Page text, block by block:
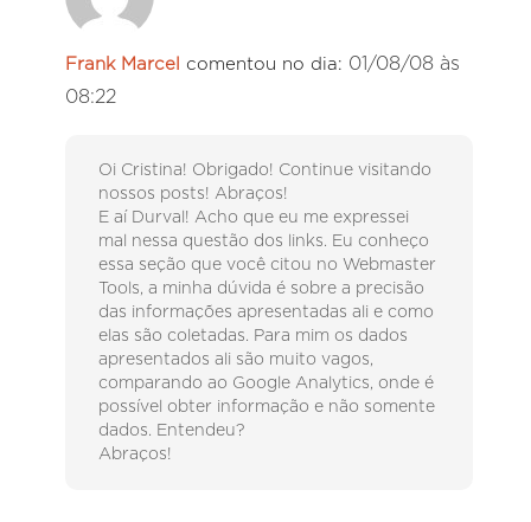
Frank Marcel comentou no dia: 01/08/08 às
08:22
Oi Cristina! Obrigado! Continue visitando
nossos posts! Abraços!
E aí Durval! Acho que eu me expressei
mal nessa questão dos links. Eu conheço
essa seção que você citou no Webmaster
Tools, a minha dúvida é sobre a precisão
das informações apresentadas ali e como
elas são coletadas. Para mim os dados
apresentados ali são muito vagos,
comparando ao Google Analytics, onde é
possível obter informação e não somente
dados. Entendeu?
Abraços!